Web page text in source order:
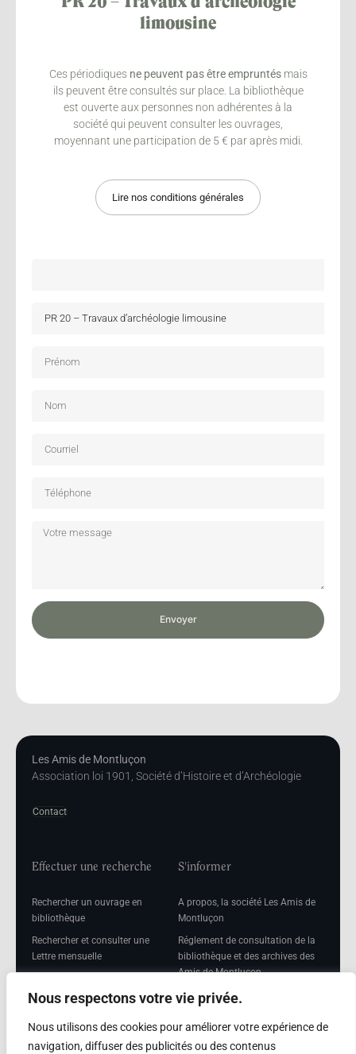
Nous respectons votre vie privée.
Nous utilisons des cookies pour améliorer votre expérience de
navigation, diffuser des publicités ou des contenus
limousine
Ces périodiques ne peuvent pas être empruntésmais
ils peuvent être consultés sur place. La bibliothèque
est ouverte aux personnes non adhérentes à la
société qui peuvent consulter les ouvrages,
moyennant une participation de 5 € par après midi.
Lire nos conditions générales
Envoyer
Les Amis de Montluçon
Association loi 1901, Société d’Histoire et d’Archéologie
Contact
Effectuer une recherche
Rechercher un ouvrage en
bibliothèque
Rechercher et consulter une
Lettre mensuelle
mensuelle
S'informer
A propos, la société Les Amis de
Montluçon
Réglement de consultation de la
bibliothèque et des archives des
Amis de Montluçon
Mentions légales